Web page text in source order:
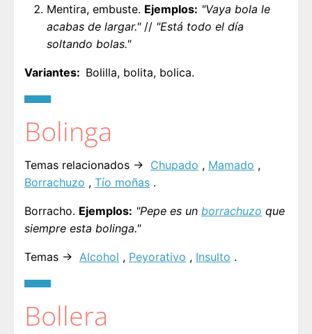
Mentira, embuste. Ejemplos: "Vaya bola le
acabas de largar."// "Está todo el día
soltando bolas."
Variantes Bolilla, bolita, bolica.
Bolinga
Temas relacionados → Chupado , Mamado ,
Borrachuzo , Tío moñas .
Borracho. Ejemplos: "Pepe es un borrachuzo que
siempre esta bolinga."
Temas → Alcohol , Peyorativo , Insulto .
Bollera